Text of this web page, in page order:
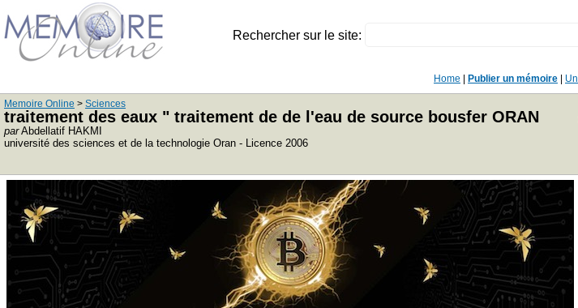
Rechercher sur le site:
Home Publier un mémoire
Memoire Online > Sciences
traitement des eaux " traitement de de l'eau de source bousfer ORAN
parAbdellatif HAKMI
université des sciences et de la technologie Oran - Licence 2006